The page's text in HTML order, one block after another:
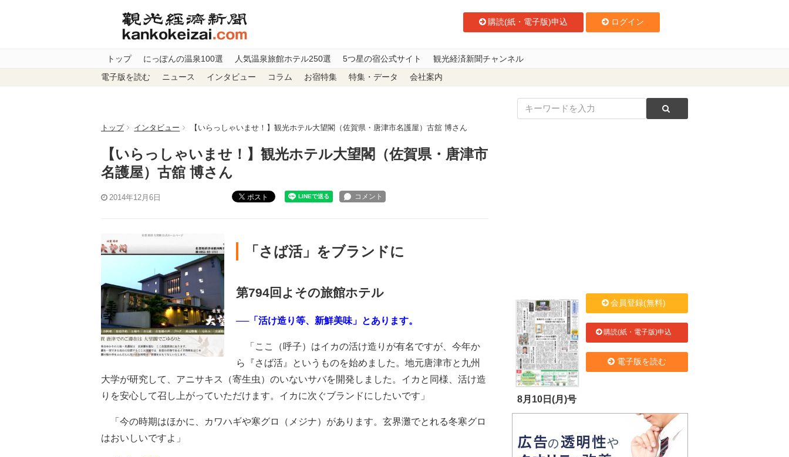
購読(紙・電子版)申込 ログイン
トップ にっぽんの温泉100選 人気温泉旅館ホテル250選 5つ星の宿公式サイト 観光経済新聞チャンネル
電子版を読む ニュース インタビュー コラム お宿特集 特集・データ 会社案内
トップ インタビュー 【いらっしゃいませ！】観光ホテル大望閣（佐賀県・唐津市名護屋）古舘 博さん
【いらっしゃいませ！】観光ホテル大望閣（佐賀県・唐津市
名護屋）古舘 博さん
2014年12月6日 ポスト
「さば活」をブランドに
第794回よその旅館ホテル
──「活け造り等、新鮮美味」とあります。
「ここ（呼子）はイカの活け造りが有名ですが、今年か
ら『さば活』というものを始めました。地元唐津市と九州
大学が研究して、アニサキス（寄生虫）のいないサバを開発しました。イカと同様、活け造
りを安心して召し上がっていただけます。イカに次ぐブランドにしたいです」
「今の時期はほかに、カワハギや寒グロ（メジナ）があります。玄界灘でとれる冬寒グロ
はおいしいですよ」
8月10日(月)号
会員登録(無料)
購読(紙・電子版)申込
電子版を読む